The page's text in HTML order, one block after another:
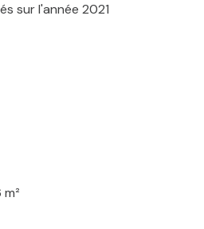
sur l'année 2021